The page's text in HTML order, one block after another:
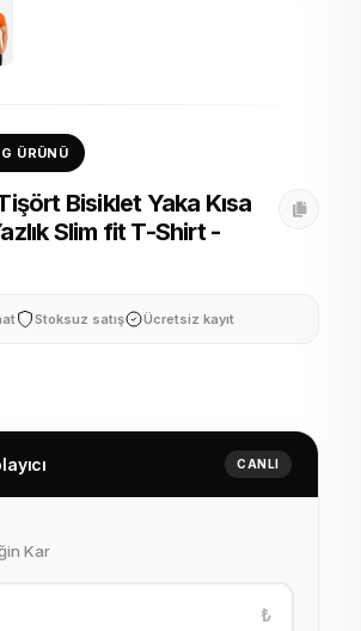
ÜRÜNÜ
Bisiklet Yaka Kısa
Slim fit T-Shirt -
Stoksuz satış Ücretsiz kayıt
CANLI
Kar
₺